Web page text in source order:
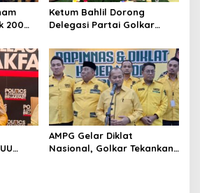
200
Ketum Bahlil Dorong
Delegasi Partai Golkar
Ngabalin Belajar Hilirisasi
Hingga Industrialisasi dari
China
AMPG Gelar Diklat
Nasional, Golkar Tekankan